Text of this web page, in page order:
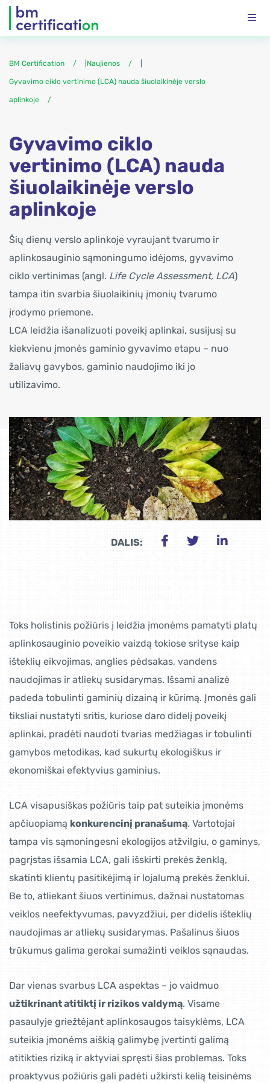
BM Certification Naujienos
Gyvavimo ciklo vertinimo (LCA) nauda šiuolaikinėje verslo
aplinkoje
Gyvavimo ciklo
vertinimo (LCA) nauda
šiuolaikinėje verslo
aplinkoje
Šių dienų verslo aplinkoje vyraujant tvarumo ir
aplinkosauginio sąmoningumo idėjoms, gyvavimo
ciklo vertinimas (angl. Life Cycle Assessment, LCA)
tampa itin svarbia šiuolaikinių įmonių tvarumo
įrodymo priemone.
LCA leidžia išanalizuoti poveikį aplinkai, susijusį su
kiekvienu įmonės gaminio gyvavimo etapu – nuo
žaliavų gavybos, gaminio naudojimo iki jo
utilizavimo.
DALIS:
Toks holistinis požiūris į leidžia įmonėms pamatyti platų
aplinkosauginio poveikio vaizdą tokiose srityse kaip
išteklių eikvojimas, anglies pėdsakas, vandens
naudojimas ir atliekų susidarymas. Išsami analizė
padeda tobulinti gaminių dizainą ir kūrimą. Įmonės gali
tiksliai nustatyti sritis, kuriose daro didelį poveikį
aplinkai, pradėti naudoti tvarias medžiagas ir tobulinti
gamybos metodikas, kad sukurtų ekologiškus ir
ekonomiškai efektyvius gaminius.
LCA visapusiškas požiūris taip pat suteikia įmonėms
apčiuopiamą konkurencinį pranašumą. Vartotojai
tampa vis sąmoningesni ekologijos atžvilgiu, o gaminys,
pagrįstas išsamia LCA, gali išskirti prekės ženklą,
skatinti klientų pasitikėjimą ir lojalumą prekės ženklui.
Be to, atliekant šiuos vertinimus, dažnai nustatomas
veiklos neefektyvumas, pavyzdžiui, per didelis išteklių
naudojimas ar atliekų susidarymas. Pašalinus šiuos
trūkumus galima gerokai sumažinti veiklos sąnaudas.
Dar vienas svarbus LCA aspektas – jo vaidmuo
užtikrinant atitiktį ir rizikos valdymą. Visame
pasaulyje griežtėjant aplinkosaugos taisyklėms, LCA
suteikia įmonėms aiškią galimybę įvertinti galimą
atitikties riziką ir aktyviai spręsti šias problemas. Toks
proaktyvus požiūris gali padėti užkirsti kelią teisinėms